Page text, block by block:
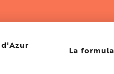
d'Azur
La formula